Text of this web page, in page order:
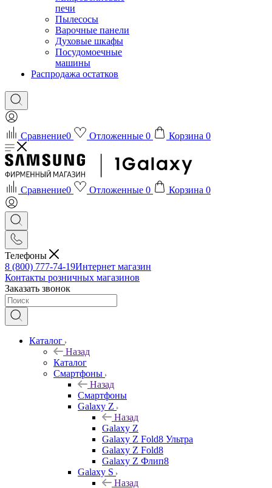
печи
Пылесосы
Варочные панели
Духовые шкафы
Посудомоечные
машины
Распродажа остатков
Сравнение0 Отложенные 0 Корзина 0
Сравнение0 Отложенные 0 Корзина 0
Телефоны
8 (800) 777-74-19Интернет магазин
Контакты розничных магазинов
Заказать звонок
Каталог
Назад
Каталог
Смартфоны
Назад
Смартфоны
Galaxy Z
Назад
Galaxy Z
Galaxy Z Fold8 Ультра
Galaxy Z Fold8
Galaxy Z Флип8
Galaxy S
Назад